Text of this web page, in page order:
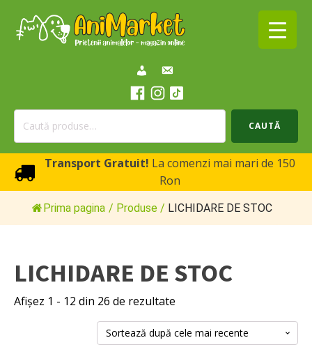
Caută
CAUTĂ
Transport Gratuit! La comenzi mai mari de 150
Ron
Prima pagina / Produse / LICHIDARE DE STOC
LICHIDARE DE STOC
Afișez 1 - 12 din 26 de rezultate
după
cele